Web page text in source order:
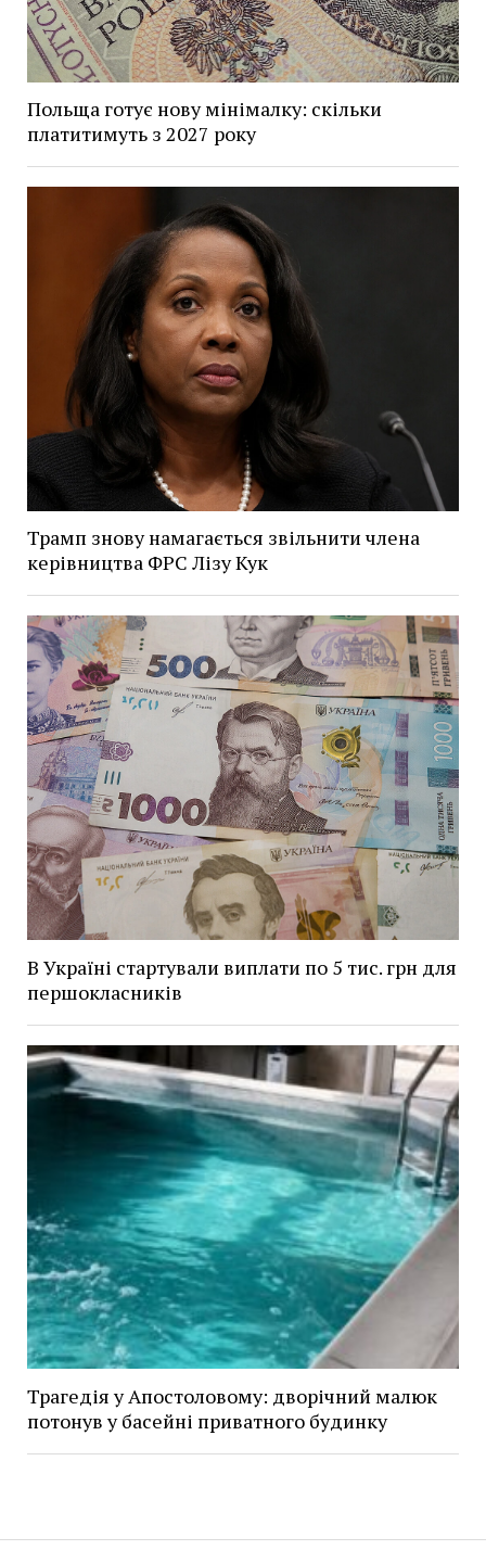
Польща готує нову мінімалку: скільки
платитимуть з 2027 року
Трамп знову намагається звільнити члена
керівництва ФРС Лізу Кук
В Україні стартували виплати по 5 тис. грн для
першокласників
Трагедія у Апостоловому: дворічний малюк
потонув у басейні приватного будинку